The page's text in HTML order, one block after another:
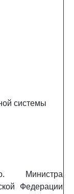
системы
Министра
Федерации